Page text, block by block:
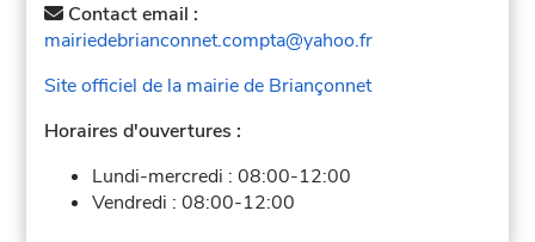
Contact email :
mairiedebrianconnet.compta@yahoo.fr
Site officiel de la mairie de Briançonnet
Horaires d'ouvertures :
Lundi-mercredi :08:00-12:00
Vendredi :08:00-12:00